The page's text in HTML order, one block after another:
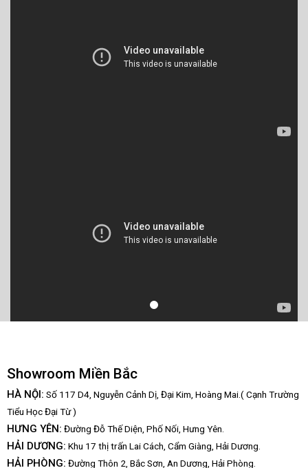
Showroom Miền Bắc
HÀ NỘI: Số 117 D4, Nguyễn Cảnh Dị, Đại Kim, Hoàng Mai.( Cạnh Trường
Tiểu Học Đại Từ )
HƯNG YÊN: Đường Đỗ Thế Diện, Phố Nối, Hưng Yên.
HẢI DƯƠNG: Khu 17 thị trấn Lai Cách, Cẩm Giàng, Hải Dương.
HẢI PHÒNG: Đường Thôn 2, Bắc Sơn, An Dương, Hải Phòng.